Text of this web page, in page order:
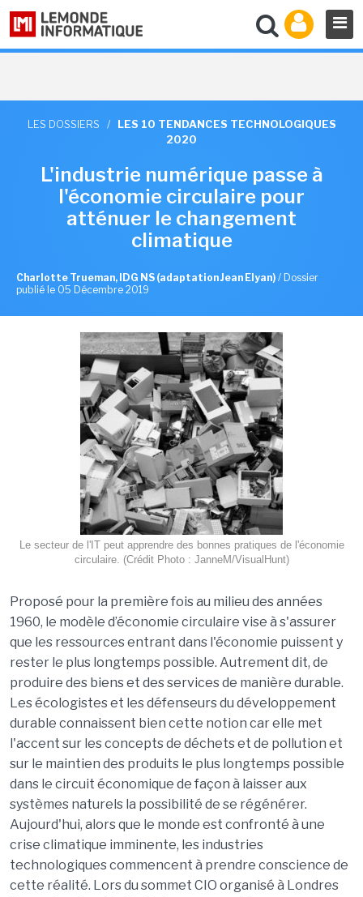
LES DOSSIERS /
LES 10 TENDANCES TECHNOLOGIQUES
2020
L'industrie numérique passe à
l'économie circulaire pour
atténuer le changement
climatique
Charlotte Trueman, IDG NS (adaptation Jean Elyan) / Dossier
publié le 05 Décembre 2019
Le secteur de l'IT peut apprendre des bonnes pratiques de l'économie
circulaire. (Crédit Photo : JanneM/VisualHunt)
Proposé pour la première fois au milieu des années
1960, le modèle d’économie circulaire vise à s'assurer
que les ressources entrant dans l'économie puissent y
rester le plus longtemps possible. Autrement dit, de
produire des biens et des services de manière durable.
Les écologistes et les défenseurs du développement
durable connaissent bien cette notion car elle met
l'accent sur les concepts de déchets et de pollution et
sur le maintien des produits le plus longtemps possible
dans le circuit économique de façon à laisser aux
systèmes naturels la possibilité de se régénérer.
Aujourd'hui, alors que le monde est confronté à une
crise climatique imminente, les industries
technologiques commencent à prendre conscience de
cette réalité. Lors du sommet CIO organisé à Londres